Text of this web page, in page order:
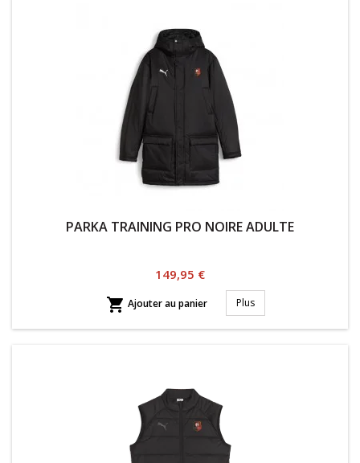
PARKA TRAINING PRO NOIRE ADULTE
Prix
149,95 €
 Ajouter au panier Plus